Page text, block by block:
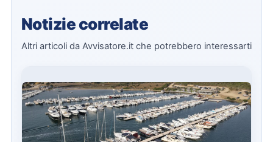
Notizie correlate
Altri articoli da Avvisatore.it che potrebbero interessarti